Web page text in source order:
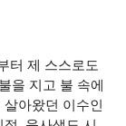
터 제 스스로도
을 지고 불 속에
아왔던 이수인